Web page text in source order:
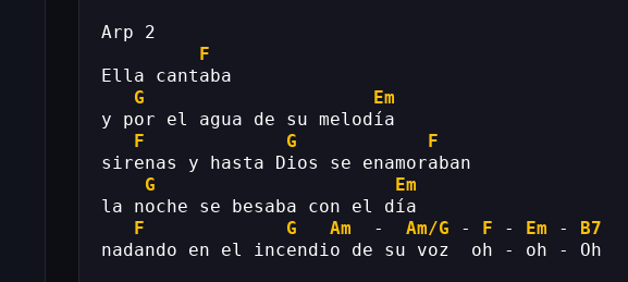
Arp 2
F
Ella cantaba
G
Em
y por el agua de su melodía
F
G
F
sirenas y hasta Dios se enamoraban
G
Em
la noche se besaba con el día
F
G Am - Am/G - F - Em - B7
nadando en el incendio de su voz  oh - oh - Oh